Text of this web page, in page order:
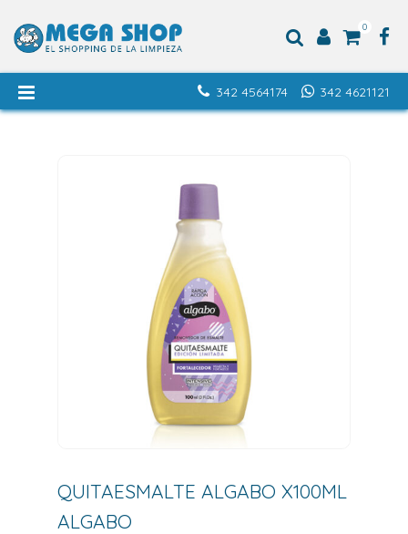
0
342 4621121
342 4564174
QUITAESMALTE ALGABO X100ML
ALGABO